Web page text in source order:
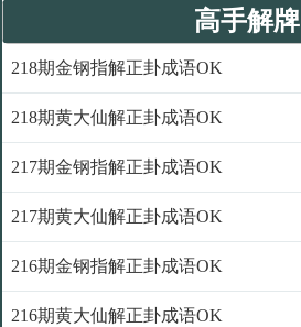
高手解牌
218期金钢指解正卦成语OK
218期黄大仙解正卦成语OK
217期金钢指解正卦成语OK
217期黄大仙解正卦成语OK
216期金钢指解正卦成语OK
216期黄大仙解正卦成语OK